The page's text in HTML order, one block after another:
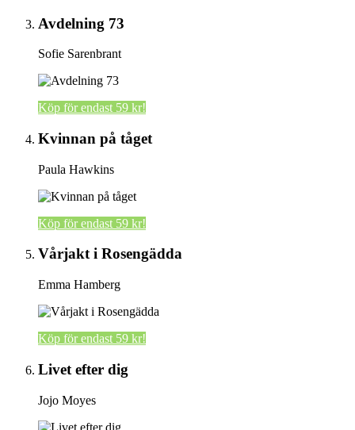
Avdelning 73
Sofie Sarenbrant
Köp för endast 59 kr!
Kvinnan på tåget
Paula Hawkins
Köp för endast 59 kr!
Vårjakt i Rosengädda
Emma Hamberg
Köp för endast 59 kr!
Livet efter dig
Jojo Moyes